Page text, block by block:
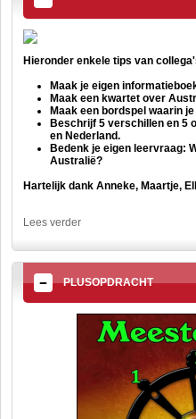
Hieronder enkele tips van
Maak je eigen
Maak een kwartet over
Maak een bordspel waarin
Beschrijf 5 verschillen en 5
en Nederland.
Bedenk je eigen leervraag:
Australië?
Hartelijk dank Anneke, Maartje,
Lees verder
PLUSOPDRACHT